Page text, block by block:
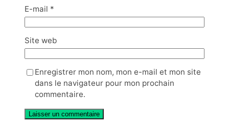
E-mail *
Site web
Enregistrer mon nom, mon e-mail et mon site
dans le navigateur pour mon prochain
commentaire.